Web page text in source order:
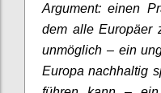
Argument: einen
dem alle Europäer
unmöglich – ein
Europa nachhaltig